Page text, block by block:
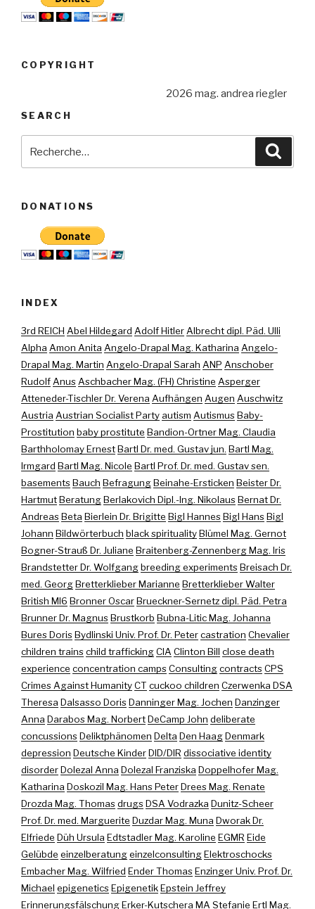
COPYRIGHT
2026 mag. andrea riegler
SEARCH
DONATIONS
INDEX
3rd REICH Abel Hildegard Adolf Hitler Albrecht dipl. Päd. Ulli
Alpha Amon Anita Angelo-Drapal Mag. Katharina Angelo-
Drapal Mag. Martin Angelo-Drapal Sarah ANP Anschober
Rudolf Anus Aschbacher Mag. (FH) Christine Asperger
Atteneder-Tischler Dr. Verena Aufhängen Augen Auschwitz
Austria Austrian Socialist Party autism AutismusBaby-
Prostitution baby prostitute Bandion-Ortner Mag. Claudia
Barthholomay ErnestBartl Dr. med. Gustav jun. Bartl Mag.
Irmgard Bartl Mag. Nicole Bartl Prof. Dr. med. Gustav sen.
basementsBauch BefragungBeinahe-Ersticken Beister Dr.
HartmutBeratungBerlakovich Dipl.-Ing. NikolausBernat Dr.
AndreasBeta Bierlein Dr. Brigitte Bigl HannesBigl HansBigl
Johann Bildwörterbuch black spiritualityBlümel Mag. Gernot
Bogner-Strauß Dr. Juliane Braitenberg-Zennenberg Mag. Iris
Brandstetter Dr. Wolfgangbreeding experimentsBreisach Dr.
med. GeorgBretterklieber Marianne Bretterklieber Walter
British MI6 Bronner OscarBrueckner-Sernetz dipl. Päd. Petra
Brunner Dr. MagnusBrustkorb Bubna-Litic Mag. Johanna
Bures DorisBydlinski Univ. Prof. Dr. Petercastration Chevalier
children trainschild traffickingCIA Clinton Bill close death
experience concentration campsConsultingcontractsCPS
Crimes Against HumanityCT cuckoo children Czerwenka DSA
Theresa Dalsasso DorisDanninger Mag. Jochen Danzinger
Anna Darabos Mag. NorbertDeCamp John deliberate
concussionsDeliktphänomen Delta Den HaagDenmark
depression Deutsche KinderDID/DIR dissociative identity
disorderDolezal Anna Dolezal Franziska Doppelhofer Mag.
Katharina Doskozil Mag. Hans PeterDrees Mag. Renate
Drozda Mag. ThomasdrugsDSA Vodrazka Dunitz-Scheer
Prof. Dr. med. Marguerite Duzdar Mag. Muna Dworak Dr.
Elfriede Düh Ursula Edtstadler Mag. Karoline EGMR Eide
Gelübde einzelberatungeinzelconsultingElektroschocks
Embacher Mag. Wilfried Ender ThomasEnzinger Univ. Prof. Dr.
Michael epigeneticsEpigenetikEpstein Jeffrey
ErinnerungsfälschungErker-Kutschera MA Stefanie Ertl Mag.